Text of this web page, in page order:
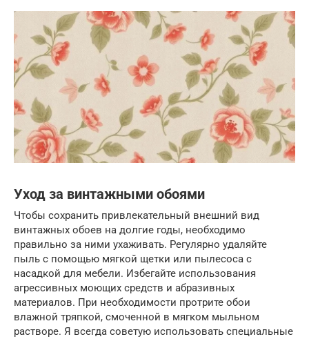
Уход за винтажными обоями
Чтобы сохранить привлекательный внешний вид
винтажных обоев на долгие годы, необходимо
правильно за ними ухаживать. Регулярно удаляйте
пыль с помощью мягкой щетки или пылесоса с
насадкой для мебели. Избегайте использования
агрессивных моющих средств и абразивных
материалов. При необходимости протрите обои
влажной тряпкой, смоченной в мягком мыльном
растворе. Я всегда советую использовать специальные